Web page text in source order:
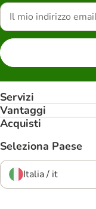
Servizi
Vantaggi
Acquisti
Seleziona Paese
Italia / it